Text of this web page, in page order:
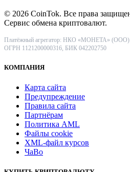
© 2026 CoinTok. Все права
Сервис обмена криптовалют.
Платёжный агрегатор: НКО «МОНЕТА» (ООО)
ОГРН 1121200000316, БИК 042202750
КОМПАНИЯ
Карта сайта
Предупреждение
Правила сайта
Партнёрам
Политика AML
Файлы coоkie
XML-файл курсов
ЧаВо